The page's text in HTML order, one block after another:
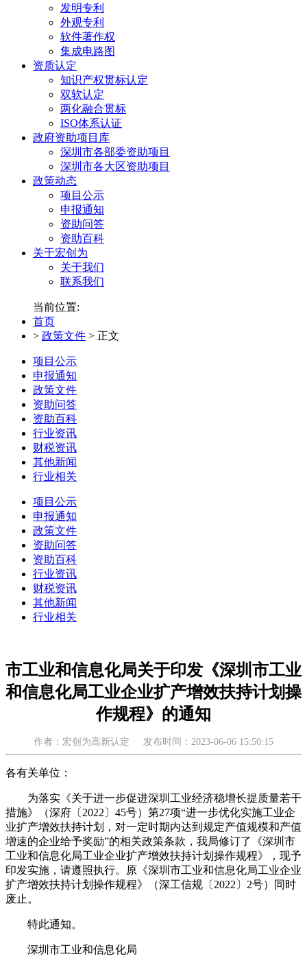
发明专利
外观专利
软件著作权
集成电路图
资质认定
知识产权贯标认定
双软认定
两化融合贯标
ISO体系认证
政府资助项目库
深圳市各部委资助项目
深圳市各大区资助项目
政策动态
项目公示
申报通知
资助问答
资助百科
关于宏创为
关于我们
联系我们
当前位置:
首页
> 政策文件 > 正文
项目公示
申报通知
政策文件
资助问答
资助百科
行业资讯
财税资讯
其他新闻
行业相关
项目公示
申报通知
政策文件
资助问答
资助百科
行业资讯
财税资讯
其他新闻
行业相关
市工业和信息化局关于印发《深圳市工业
和信息化局工业企业扩产增效扶持计划操
作规程》的通知
作者：宏创为高新认定 发布时间：2023-06-06 15:50:15
各有关单位：
为落实《关于进一步促进深圳工业经济稳增长提质量若干
措施》（深府〔2022〕45号）第27项“进一步优化实施工业企
业扩产增效扶持计划，对一定时期内达到规定产值规模和产值
增速的企业给予奖励”的相关政策条款，我局修订了《深圳市
工业和信息化局工业企业扩产增效扶持计划操作规程》，现予
印发实施，请遵照执行。原《深圳市工业和信息化局工业企业
扩产增效扶持计划操作规程》（深工信规〔2022〕2号）同时
废止。
特此通知。
深圳市工业和信息化局